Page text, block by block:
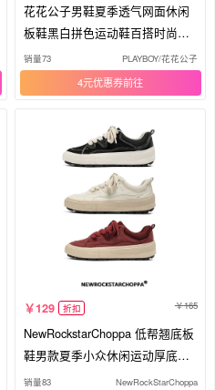
花花公子男鞋夏季透气网面休闲
板鞋黑白拼色运动鞋百搭时尚低
帮鞋
销量73 PLAYBOY/花花公子
4元优惠券
129 折扣 165
NewRockstarChoppa 低帮翘底板
鞋男款夏季小众休闲运动厚底帆
布鞋
销量83 NewRockStarChoppa